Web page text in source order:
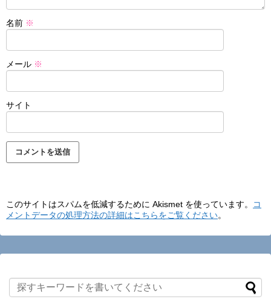
名前 ※
メール ※
サイト
このサイトはスパムを低減するために Akismet を使っています。
コ
メントデータの処理方法の詳細はこちらをご覧ください。